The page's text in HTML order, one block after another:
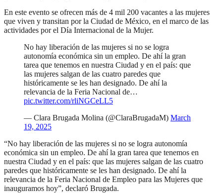
En este evento se ofrecen más de 4 mil 200 vacantes a las mujeres
que viven y transitan por la Ciudad de México, en el marco de las
actividades por el Día Internacional de la Mujer.
No hay liberación de las mujeres si no se logra
autonomía económica sin un empleo. De ahí la gran
tarea que tenemos en nuestra Ciudad y en el país: que
las mujeres salgan de las cuatro paredes que
históricamente se les han designado. De ahí la
relevancia de la Feria Nacional de…
pic.twitter.com/rliNGCeLL5
— Clara Brugada Molina (@ClaraBrugadaM) March
19, 2025
“No hay liberación de las mujeres si no se logra autonomía
económica sin un empleo. De ahí la gran tarea que tenemos en
nuestra Ciudad y en el país: que las mujeres salgan de las cuatro
paredes que históricamente se les han designado. De ahí la
relevancia de la Feria Nacional de Empleo para las Mujeres que
inauguramos hoy”, declaró Brugada.